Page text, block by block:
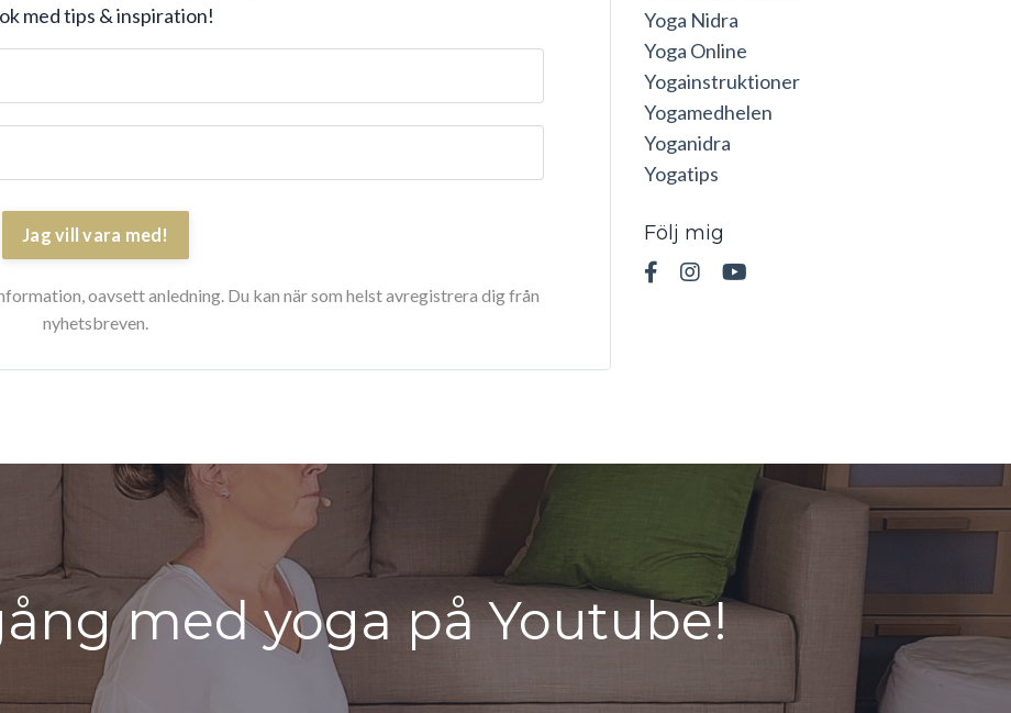
med tips & inspiration!
Jag vill vara med!
oavsett anledning. Du kan när som helst avregistrera dig från
nyhetsbreven.
Yoga Nidra
Yoga Online
Yogainstruktioner
Yogamedhelen
Yoganidra
Yogatips
Följ mig
med yoga på Youtube!